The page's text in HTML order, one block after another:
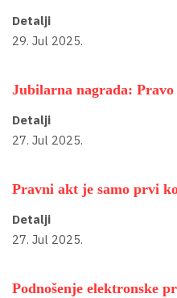
Detalji
29. Jul 2025.
Jubilarna nagrada: Pravo
Detalji
27. Jul 2025.
Pravni akt je samo prvi
Detalji
27. Jul 2025.
Podnošenje elektronske